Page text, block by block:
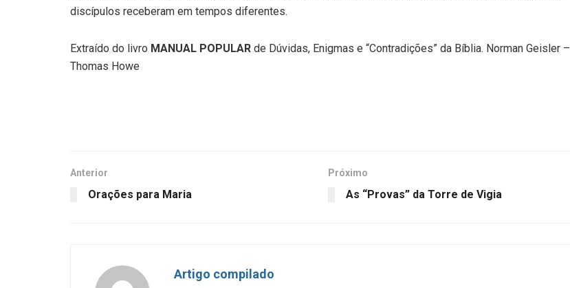
discípulos receberam em tempos diferentes.
Extraído do livro MANUAL POPULAR de Dúvidas, Enigmas e “Contradições” da Bíblia. Norman Geisler –
Thomas Howe
Anterior
Orações para Maria
Próximo
As “Provas” da Torre de Vigia
Artigo compilado